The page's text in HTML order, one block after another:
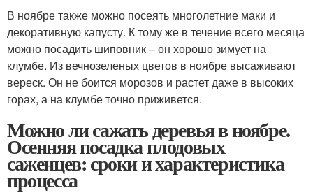
В ноябре также можно посеять многолетние маки и
декоративную капусту. К тому же в течение всего месяца
можно посадить шиповник – он хорошо зимует на
клумбе. Из вечнозеленых цветов в ноябре высаживают
вереск. Он не боится морозов и растет даже в высоких
горах, а на клумбе точно приживется.
Можно ли сажать деревья в ноябре.
Осенняя посадка плодовых
саженцев: сроки и характеристика
процесса